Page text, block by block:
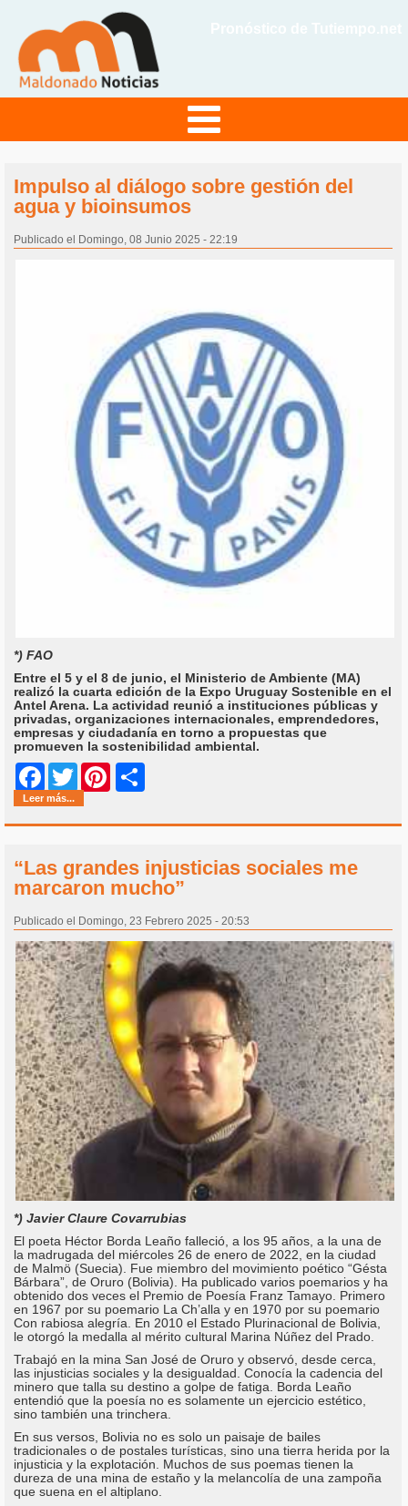
Impulso al diálogo sobre gestión del
agua y bioinsumos
Publicado el Domingo, 08 Junio 2025 - 22:19
*) FAO
Entre el 5 y el 8 de junio, el Ministerio de Ambiente (MA)
realizó la cuarta edición de la Expo Uruguay Sostenible en el
Antel Arena. La actividad reunió a instituciones públicas y
privadas, organizaciones internacionales, emprendedores,
empresas y ciudadanía en torno a propuestas que
promueven la sostenibilidad ambiental.
Facebook
Twitter Pinterest
Leer más...
“Las grandes injusticias sociales me
marcaron mucho”
Publicado el Domingo, 23 Febrero 2025 - 20:53
*) Javier Claure Covarrubias
El poeta Héctor Borda Leaño falleció, a los 95 años, a la una de
la madrugada del miércoles 26 de enero de 2022, en la ciudad
de Malmö (Suecia). Fue miembro del movimiento poético “Gésta
Bárbara”, de Oruro (Bolivia). Ha publicado varios poemarios y ha
obtenido dos veces el Premio de Poesía Franz Tamayo. Primero
en 1967 por su poemario La Ch’alla y en 1970 por su poemario
Con rabiosa alegría. En 2010 el Estado Plurinacional de Bolivia,
le otorgó la medalla al mérito cultural Marina Núñez del Prado.
Trabajó en la mina San José de Oruro y observó, desde cerca,
las injusticias sociales y la desigualdad. Conocía la cadencia del
minero que talla su destino a golpe de fatiga. Borda Leaño
entendió que la poesía no es solamente un ejercicio estético,
sino también una trinchera.
En sus versos, Bolivia no es solo un paisaje de bailes
tradicionales o de postales turísticas, sino una tierra herida por la
injusticia y la explotación. Muchos de sus poemas tienen la
dureza de una mina de estaño y la melancolía de una zampoña
que suena en el altiplano.